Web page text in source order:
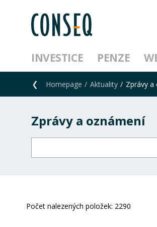
INVESTICE PENZE
Homepage Aktuality Zprávy a
Zprávy a oznámení
Počet nalezených položek: 2290